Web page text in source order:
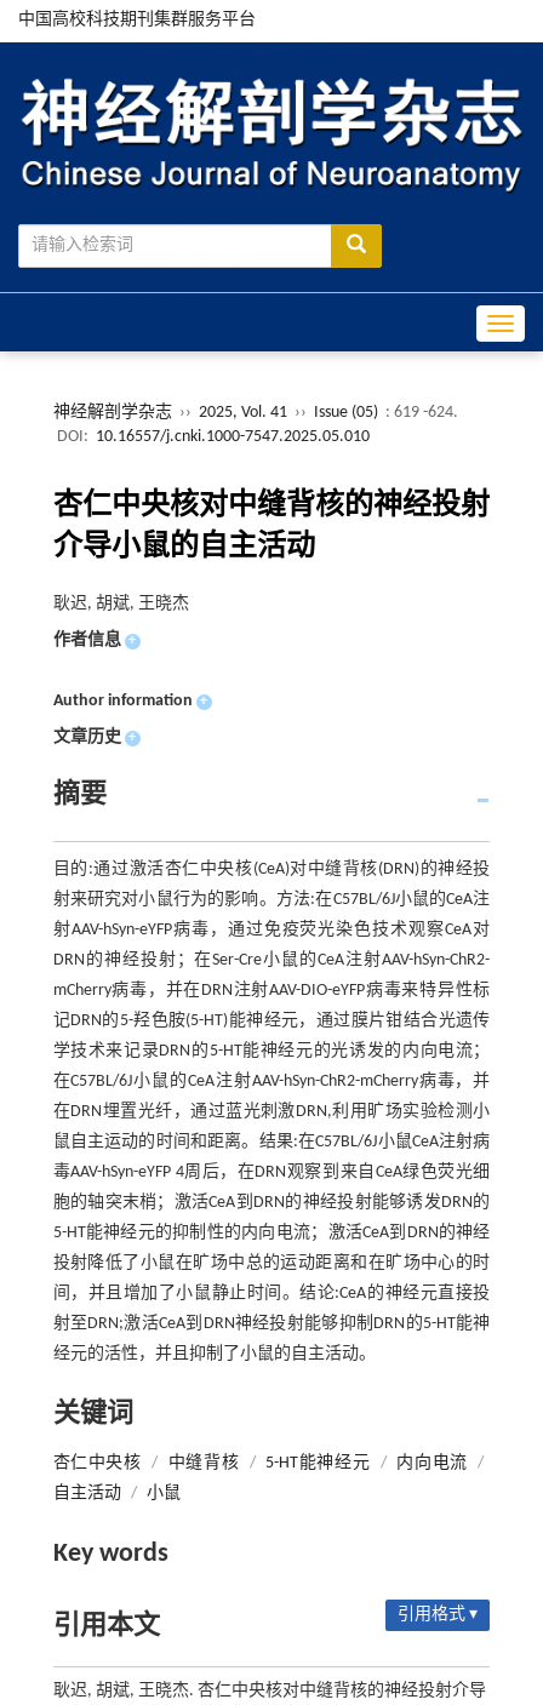
中国高校科技期刊集群服务平台
神经解剖学杂志 ›› 2025, Vol. 41 ›› Issue (05) : 619 -624.
DOI: 10.16557/j.cnki.1000-7547.2025.05.010
杏仁中央核对中缝背核的神经投射
介导小鼠的自主活动
耿迟, 胡斌, 王晓杰
作者信息 +
Author information +
文章历史 +
摘要
目的:通过激活杏仁中央核(CeA)对中缝背核(DRN)的神经投
射来研究对小鼠行为的影响。方法:在C57BL/6J小鼠的CeA注
射AAV-hSyn-eYFP病毒，通过免疫荧光染色技术观察CeA对
DRN的神经投射；在Ser-Cre小鼠的CeA注射AAV-hSyn-ChR2-
mCherry病毒，并在DRN注射AAV-DIO-eYFP病毒来特异性标
记DRN的5-羟色胺(5-HT)能神经元，通过膜片钳结合光遗传
学技术来记录DRN的5-HT能神经元的光诱发的内向电流；
在C57BL/6J小鼠的CeA注射AAV-hSyn-ChR2-mCherry病毒，并
在DRN埋置光纤，通过蓝光刺激DRN,利用旷场实验检测小
鼠自主运动的时间和距离。结果:在C57BL/6J小鼠CeA注射病
毒AAV-hSyn-eYFP 4周后，在DRN观察到来自CeA绿色荧光细
胞的轴突末梢；激活CeA到DRN的神经投射能够诱发DRN的
5-HT能神经元的抑制性的内向电流；激活CeA到DRN的神经
投射降低了小鼠在旷场中总的运动距离和在旷场中心的时
间，并且增加了小鼠静止时间。结论:CeA的神经元直接投
射至DRN;激活CeA到DRN神经投射能够抑制DRN的5-HT能神
经元的活性，并且抑制了小鼠的自主活动。
关键词
杏仁中央核 / 中缝背核 / 5-HT能神经元 / 内向电流
/
自主活动 / 小鼠
Key words
引用本文 引用格式 ▾
耿迟, 胡斌, 王晓杰. 杏仁中央核对中缝背核的神经投射介导